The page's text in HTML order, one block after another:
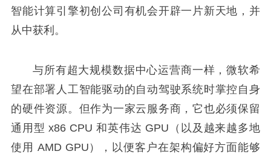
智能计算引擎初创公司有机会开辟一片新天地，并
从中获利。
与所有超大规模数据中心运营商一样，微软希
望在部署人工智能驱动的自动驾驶系统时掌控自身
的硬件资源。但作为一家云服务商，它也必须保留
通用型 x86 CPU 和英伟达 GPU（以及越来越多地
使用 AMD GPU），以便客户在架构偏好方面能够